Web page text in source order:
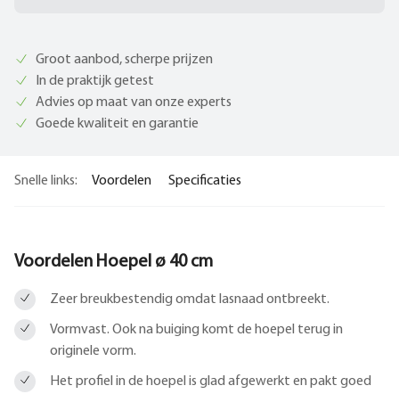
Groot aanbod, scherpe prijzen
In de praktijk getest
Advies op maat van onze experts
Goede kwaliteit en garantie
Snelle links: Voordelen Specificaties
Voordelen Hoepel ø 40 cm
Zeer breukbestendig omdat lasnaad ontbreekt.
Vormvast. Ook na buiging komt de hoepel terug in
originele vorm.
Het profiel in de hoepel is glad afgewerkt en pakt goed